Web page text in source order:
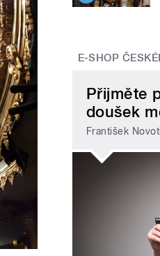
E-SHOP
Přijměte
doušek
František